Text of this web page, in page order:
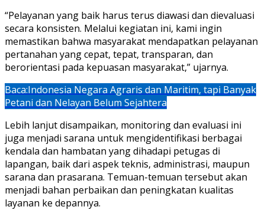
“Pelayanan yang baik harus terus diawasi dan dievaluasi
secara konsisten. Melalui kegiatan ini, kami ingin
memastikan bahwa masyarakat mendapatkan pelayanan
pertanahan yang cepat, tepat, transparan, dan
berorientasi pada kepuasan masyarakat,” ujarnya.
Baca:Indonesia Negara Agraris dan Maritim, tapi Banyak
Petani dan Nelayan Belum Sejahtera
Lebih lanjut disampaikan, monitoring dan evaluasi ini
juga menjadi sarana untuk mengidentifikasi berbagai
kendala dan hambatan yang dihadapi petugas di
lapangan, baik dari aspek teknis, administrasi, maupun
sarana dan prasarana. Temuan-temuan tersebut akan
menjadi bahan perbaikan dan peningkatan kualitas
layanan ke depannya.